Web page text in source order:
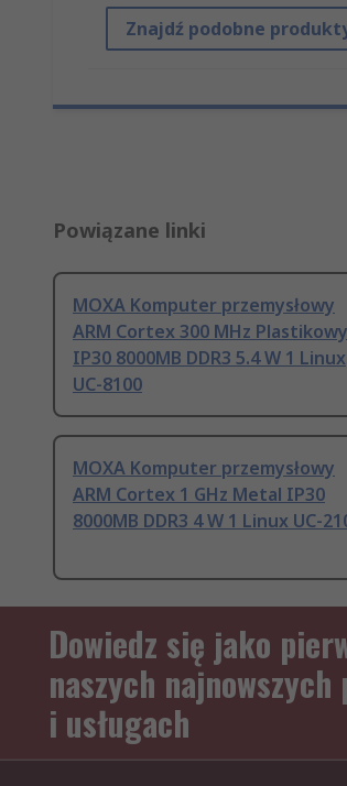
Znajdź podobne
Powiązane linki
MOXA Komputer przemysłowy
ARM Cortex 300 MHz Plastikowy
IP30 8000MB DDR3 5.4 W 1 Linux
UC-8100
MOXA Komputer przemysłowy
ARM Cortex 1 GHz Metal IP30
8000MB DDR3 4 W 1 Linux UC-
Dowiedz się jako
naszych
i usługach